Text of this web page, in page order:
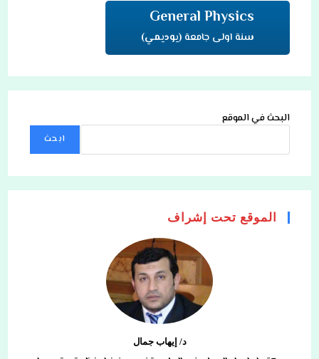
General Physics
سنة اولى جامعة (يوديمي)
البحث في الموقع
ابحث
الموقع تحت إشراف
د/ إيهاب جمال